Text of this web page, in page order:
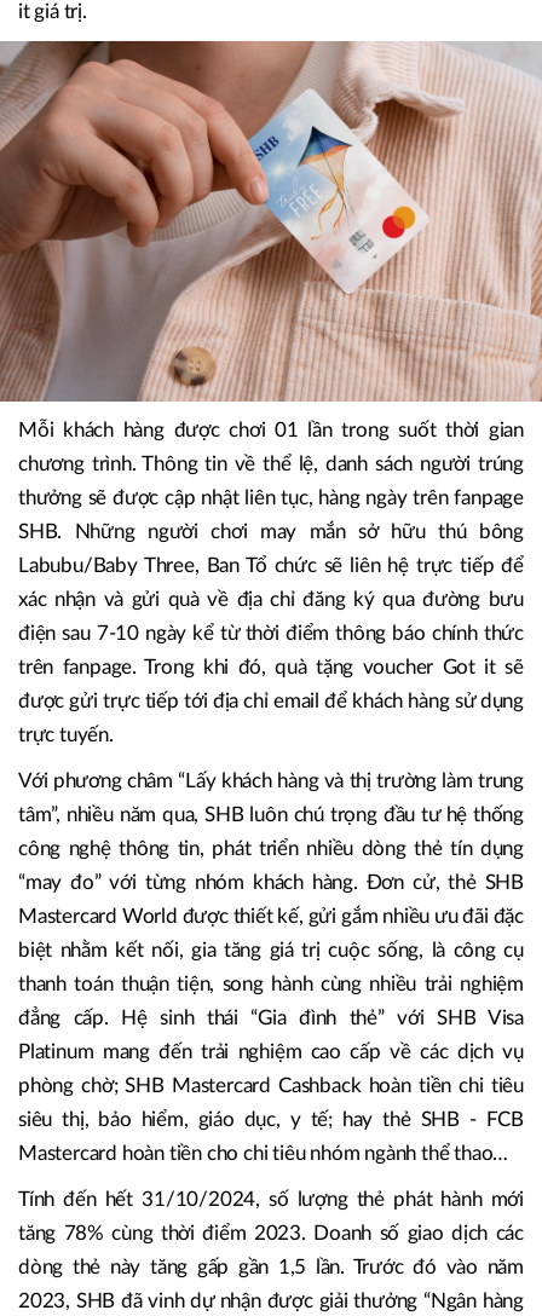
it giá trị.
Mỗi khách hàng được chơi 01 lần trong suốt thời gian
chương trình. Thông tin về thể lệ, danh sách người trúng
thưởng sẽ được cập nhật liên tục, hàng ngày trên fanpage
SHB. Những người chơi may mắn sở hữu thú bông
Labubu/Baby Three, Ban Tổ chức sẽ liên hệ trực tiếp để
xác nhận và gửi quà về địa chỉ đăng ký qua đường bưu
điện sau 7-10 ngày kể từ thời điểm thông báo chính thức
trên fanpage. Trong khi đó, quà tặng voucher Got it sẽ
được gửi trực tiếp tới địa chỉ email để khách hàng sử dụng
trực tuyến.
Với phương châm “Lấy khách hàng và thị trường làm trung
tâm”, nhiều năm qua, SHB luôn chú trọng đầu tư hệ thống
công nghệ thông tin, phát triển nhiều dòng thẻ tín dụng
“may đo” với từng nhóm khách hàng. Đơn cử, thẻ SHB
Mastercard World được thiết kế, gửi gắm nhiều ưu đãi đặc
biệt nhằm kết nối, gia tăng giá trị cuộc sống, là công cụ
thanh toán thuận tiện, song hành cùng nhiều trải nghiệm
đẳng cấp. Hệ sinh thái “Gia đình thẻ” với SHB Visa
Platinum mang đến trải nghiệm cao cấp về các dịch vụ
phòng chờ; SHB Mastercard Cashback hoàn tiền chi tiêu
siêu thị, bảo hiểm, giáo dục, y tế; hay thẻ SHB - FCB
Mastercard hoàn tiền cho chi tiêu nhóm ngành thể thao…
Tính đến hết 31/10/2024, số lượng thẻ phát hành mới
tăng 78% cùng thời điểm 2023. Doanh số giao dịch các
dòng thẻ này tăng gấp gần 1,5 lần. Trước đó vào năm
2023, SHB đã vinh dự nhận được giải thưởng “Ngân hàng